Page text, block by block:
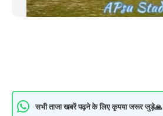
सभी ताजा खबरें पढ़ने के लिए कृपया जरूर जुड़े🙏